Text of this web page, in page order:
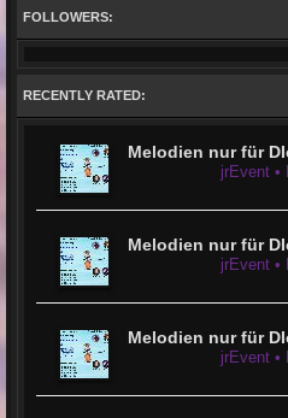
FOLLOWERS:
RECENTLY RATED:
Melodien nur für
jrEvent •
Melodien nur für
jrEvent •
Melodien nur für
jrEvent •